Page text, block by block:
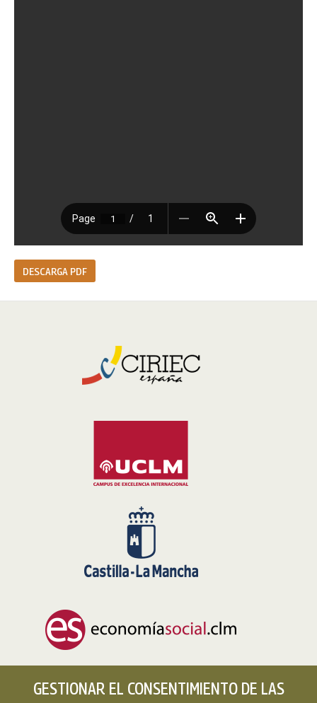
DESCARGA PDF
GESTIONAR EL CONSENTIMIENTO DE LAS